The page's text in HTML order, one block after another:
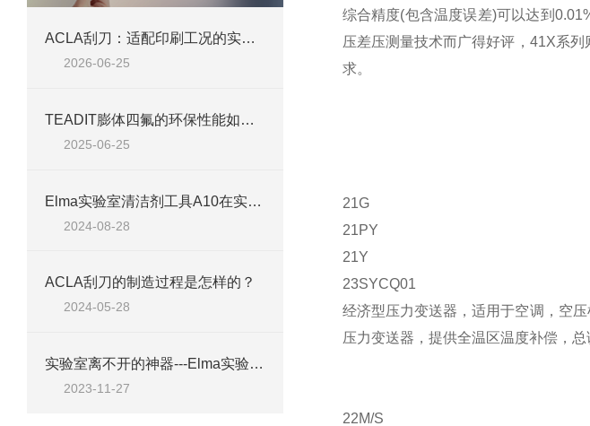
ACLA刮刀：适配印刷工况的实用工艺配件
2026-06-25
TEADIT膨体四氟的环保性能如何？
2025-06-25
Elma实验室清洁剂工具A10在实验室清洁中的应用
2024-08-28
ACLA刮刀的制造过程是怎样的？
2024-05-28
实验室离不开的神器---Elma实验室清洁剂工具A10
2023-11-27
综合精度(包含温度误差)可以达到
压差压测量技术而广得好评，41X系
求。
21G
21PY
21Y
23SYCQ01
经济型压力变送器，适用于空调，空
压力变送器，提供全温区温度补偿，
22M/S